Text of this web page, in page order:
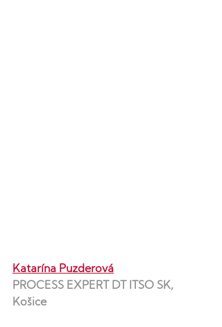
Katarína Puzderová
PROCESS EXPERT DT ITSO SK,
Košice